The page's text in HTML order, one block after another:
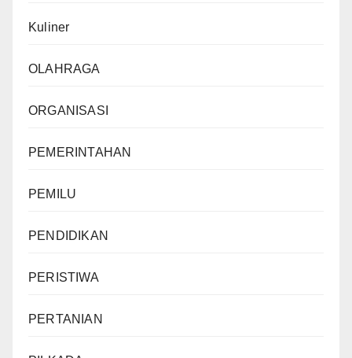
Kuliner
OLAHRAGA
ORGANISASI
PEMERINTAHAN
PEMILU
PENDIDIKAN
PERISTIWA
PERTANIAN